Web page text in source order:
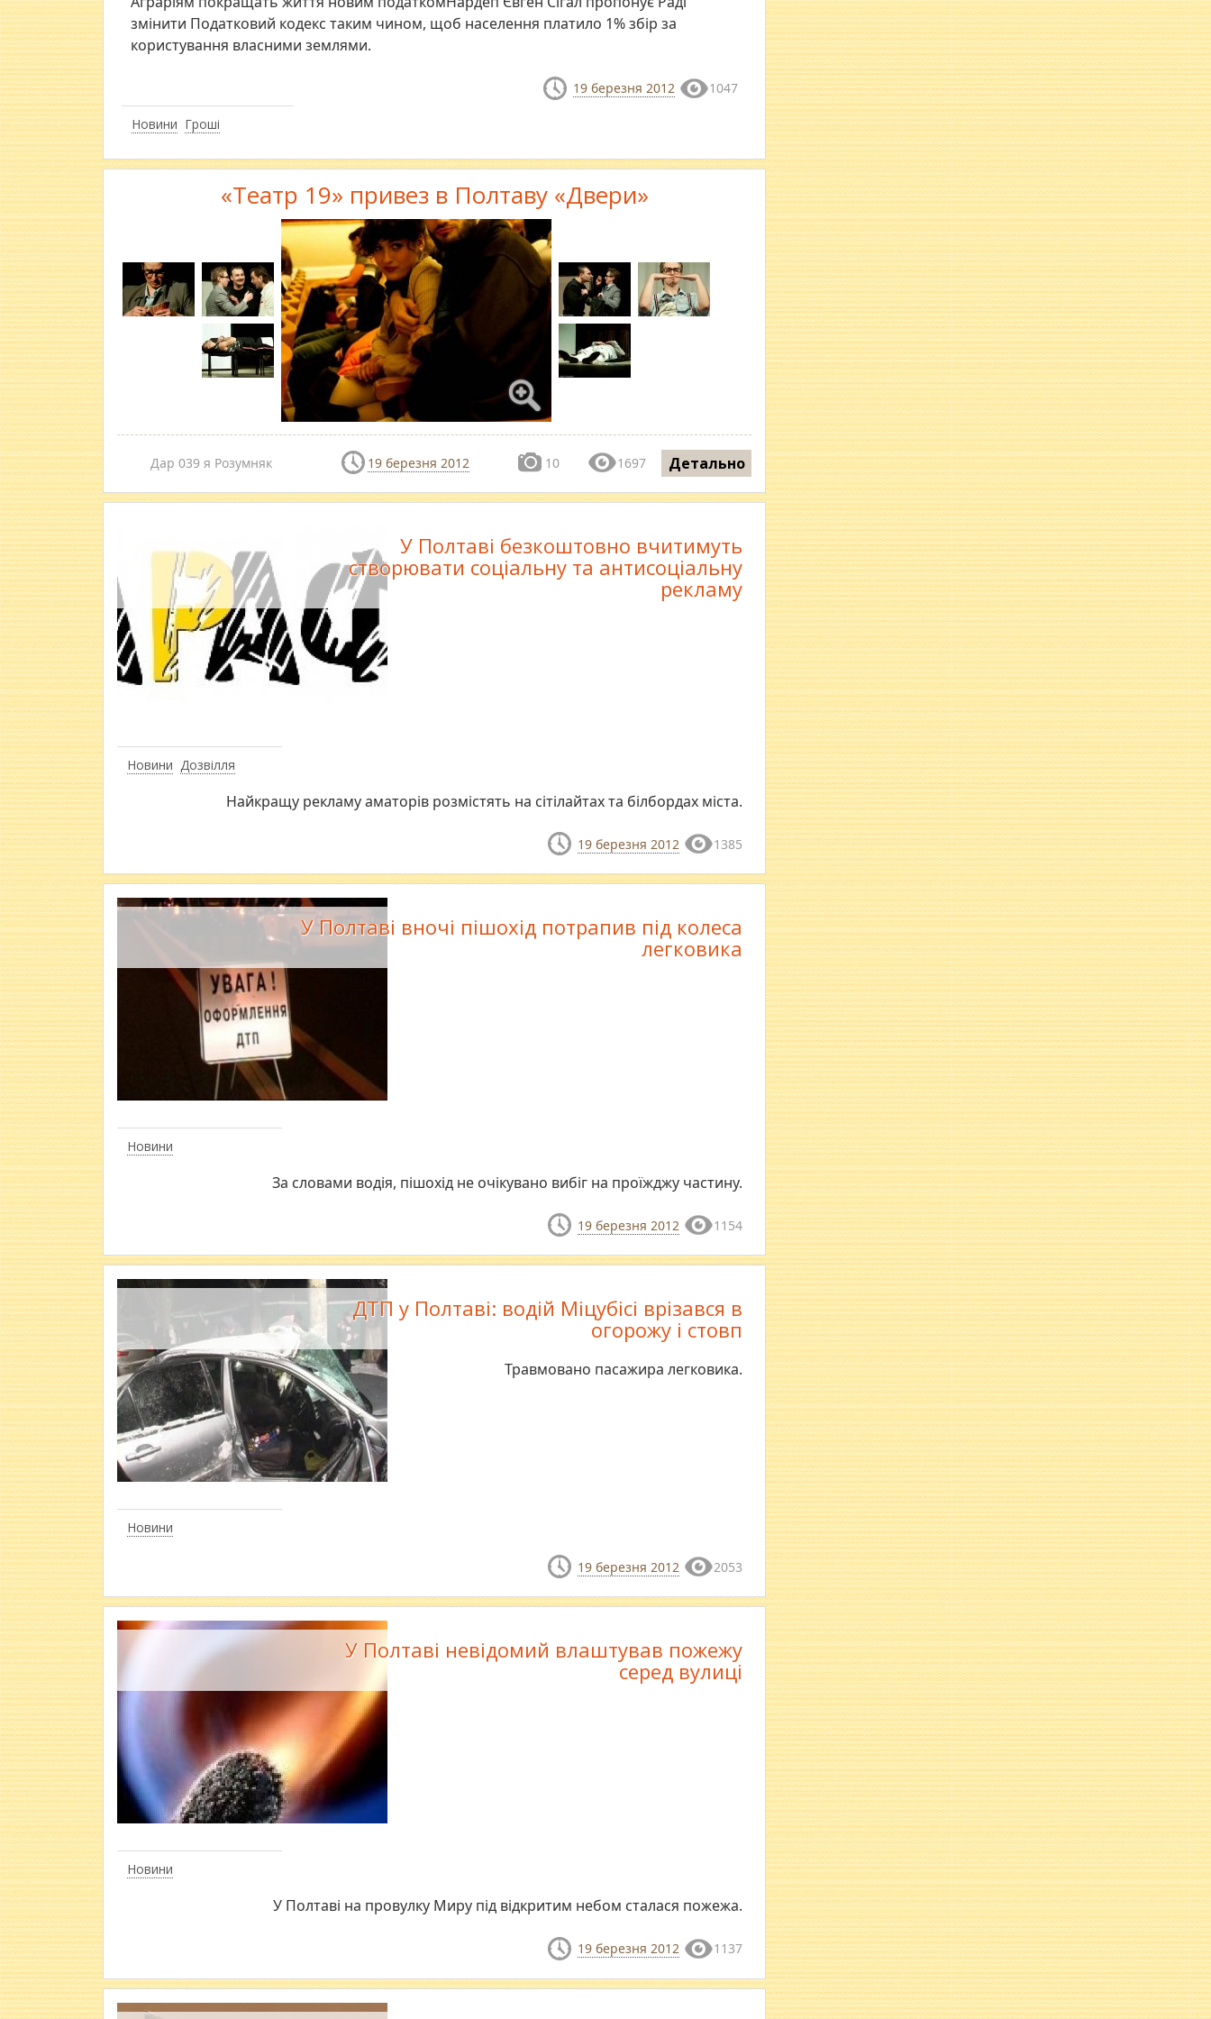
Новини Гроші
змінити Податковий кодекс таким чином, щоб населення платило 1% збір за
користування власними землями.
19 березня 2012 1047
«Театр 19» привез в Полтаву «Двери»
Дар 039 я Розумняк 19 березня 2012 10 1697 Детально
Новини Дозвілля
У Полтаві безкоштовно вчитимуть
створювати соціальну та антисоціальну
рекламу
Найкращу рекламу аматорів розмістять на сітілайтах та білбордах міста.
19 березня 2012 1385
Новини
У Полтаві вночі пішохід потрапив під колеса
легковика
За словами водія, пішохід не очікувано вибіг на проїжджу частину.
19 березня 2012 1154
Новини
ДТП у Полтаві: водій Міцубісі врізався в
огорожу і стовп
Травмовано пасажира легковика.
19 березня 2012 2053
Новини
У Полтаві невідомий влаштував пожежу
серед вулиці
У Полтаві на провулку Миру під відкритим небом сталася пожежа.
19 березня 2012 1137